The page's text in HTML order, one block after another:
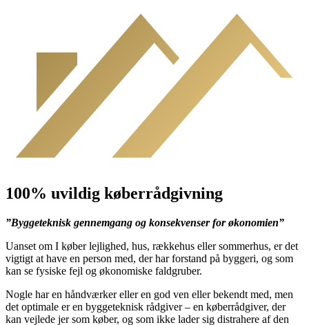
100% uvildig køberrådgivning
”Byggeteknisk gennemgang og konsekvenser for økonomien”
Uanset om I køber lejlighed, hus, rækkehus eller sommerhus, er det
vigtigt at have en person med, der har forstand på byggeri, og som
kan se fysiske fejl og økonomiske faldgruber.
Nogle har en håndværker eller en god ven eller bekendt med, men
det optimale er en byggeteknisk rådgiver – en køberrådgiver, der
kan vejlede jer som køber, og som ikke lader sig distrahere af den